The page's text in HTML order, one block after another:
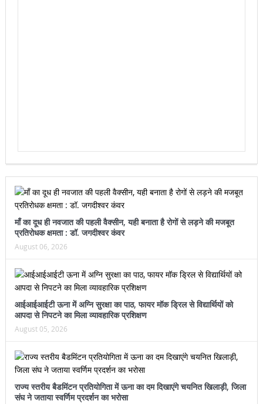
माँ का दूध ही नवजात की पहली वैक्सीन, यही बनाता है रोगों से लड़ने की मजबूत
प्रतिरोधक क्षमता : डॉ. जगदीश्वर कंवर
August 06, 2026
आईआईआईटी ऊना में अग्नि सुरक्षा का पाठ, फायर मॉक ड्रिल से विद्यार्थियों को
आपदा से निपटने का मिला व्यावहारिक प्रशिक्षण
August 05, 2026
राज्य स्तरीय बैडमिंटन प्रतियोगिता में ऊना का दम दिखाएंगे चयनित खिलाड़ी, जिला
संघ ने जताया स्वर्णिम प्रदर्शन का भरोसा